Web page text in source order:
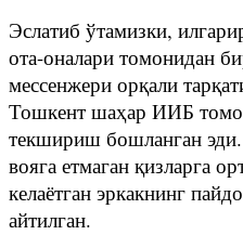
Эслатиб ўтамизки,
ота-оналари томонидан
мессенжери орқали
Тошкент шаҳар ИИБ
текшириш бошланган
вояга етмаган қизларга
келаётган эркакнинг
айтилган.